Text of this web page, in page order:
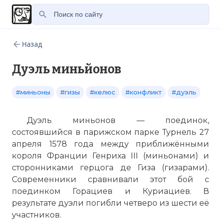
Назад
Дуэль миньйонов
#миньоны #гизы #келюс #конфликт #дуэль
Дуэль миньонов — поединок,
состоявшийся в парижском парке Турнель 27
апреля 1578 года между приближёнными
короля Франции Генриха III (миньонами) и
сторонниками герцога де Гиза (гизарами).
Современники сравнивали этот бой с
поединком Горациев и Куриациев. В
результате дуэли погибли четверо из шести её
участников.